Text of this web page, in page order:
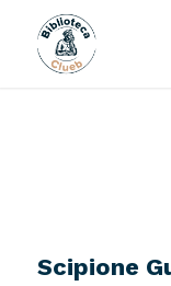
Scipione